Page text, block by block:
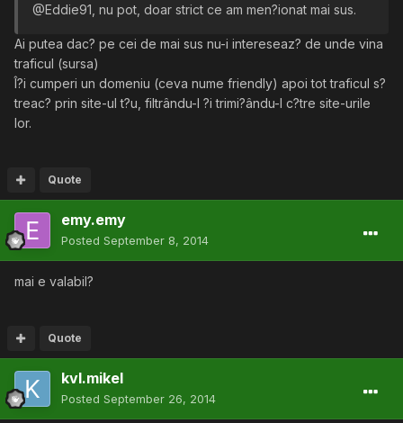
@Eddie91, nu pot, doar strict ce am men?ionat mai sus.
Ai putea dac? pe cei de mai sus nu-i intereseaz? de unde vina
traficul (sursa)
Î?i cumperi un domeniu (ceva nume friendly) apoi tot traficul s?
treac? prin site-ul t?u, filtrându-l ?i trimi?ându-l c?tre site-urile
lor.
Quote
emy.emy
Posted September 8, 2014
mai e valabil?
Quote
kvl.mikel
Posted September 26, 2014